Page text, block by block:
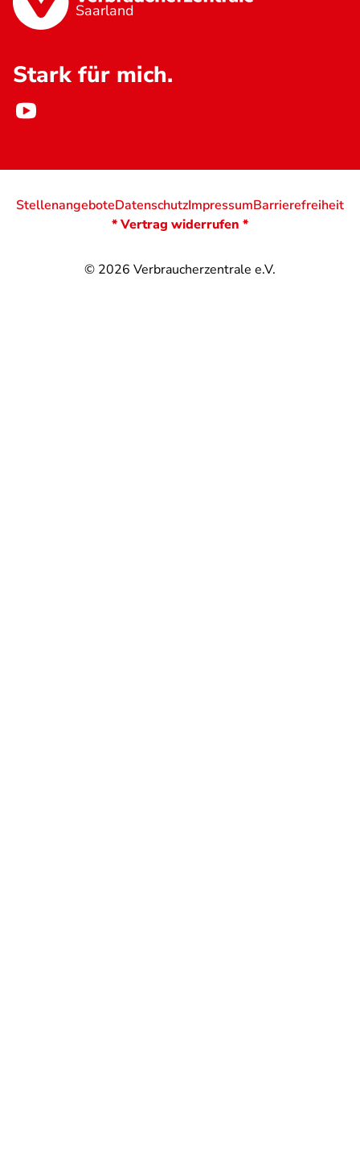
Saarland
Stark für mich.
© 2026 Verbraucherzentrale e.V.
StellenangeboteDatenschutzImpressumBarrierefreiheit
* Vertrag widerrufen *